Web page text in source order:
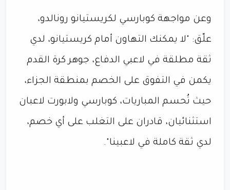
وعن مواجهة كوبارسي لكريستيانو رونالدو،
علّق: "لا يمكنك التهاون أمام كريستيانو، لدي
ثقة مطلقة في لاعبي الدفاع، جوهر كرة القدم
يكمن في التفوق على الخصم بمنطقة الجزاء،
حيث تُحسم المباريات، كوبارسي ولابورت لاعبان
استثنائيان، قادران على التغلب على أي خصم،
لدي ثقة كاملة في لاعبينا".